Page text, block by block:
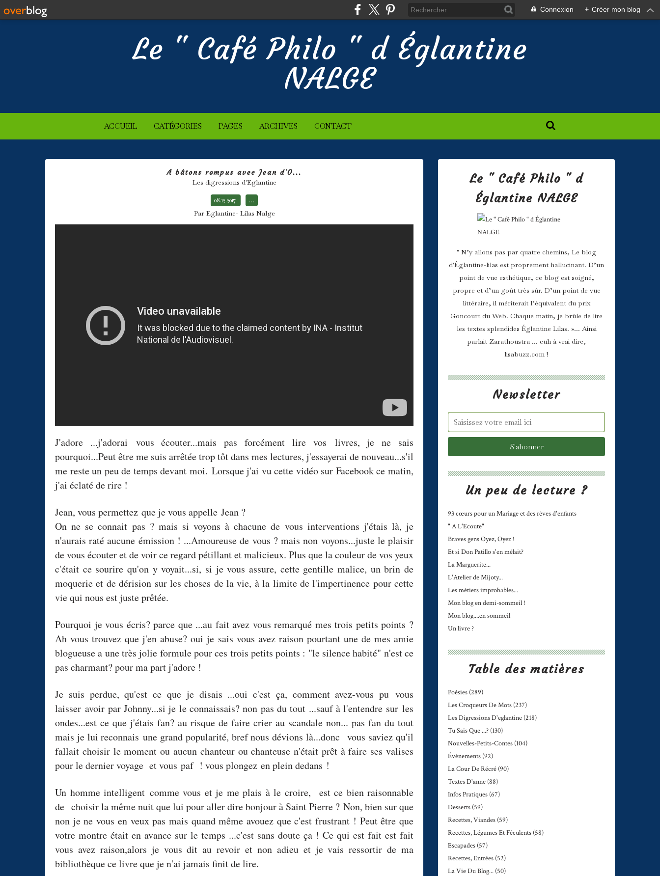
Connexion + Créer mon blog
Le " Café Philo " d Églantine
NALGE
ACCUEIL CATÉGORIES PAGES ARCHIVES CONTACT
A bâtons rompus avec Jean d'O...
Les digressions d'Eglantine
08.12.2017 …
Par Eglantine- Lilas Nalge
J'adore ...j'adorai vous écouter...mais pas forcément lire vos livres, je ne sais
pourquoi...Peut être me suis arrêtée trop tôt dans mes lectures, j'essayerai de nouveau...s'il
me reste un peu de temps devant moi. Lorsque j'ai vu cette vidéo sur Facebook ce matin,
j'ai éclaté de rire !
Jean, vous permettez que je vous appelle Jean ?
On ne se connait pas ? mais si voyons à chacune de vous interventions j'étais là, je
n'aurais raté aucune émission ! ...Amoureuse de vous ? mais non voyons...juste le plaisir
de vous écouter et de voir ce regard pétillant et malicieux. Plus que la couleur de vos yeux
c'était ce sourire qu'on y voyait...si, si je vous assure, cette gentille malice, un brin de
moquerie et de dérision sur les choses de la vie, à la limite de l'impertinence pour cette
vie qui nous est juste prêtée.
Pourquoi je vous écris? parce que ...au fait avez vous remarqué mes trois petits points ?
Ah vous trouvez que j'en abuse? oui je sais vous avez raison pourtant une de mes amie
blogueuse a une très jolie formule pour ces trois petits points : "le silence habité" n'est ce
pas charmant? pour ma part j'adore !
Je suis perdue, qu'est ce que je disais ...oui c'est ça, comment avez-vous pu vous
laisser avoir par Johnny...si je le connaissais? non pas du tout ...sauf à l'entendre sur les
ondes...est ce que j'étais fan? au risque de faire crier au scandale non... pas fan du tout
mais je lui reconnais une grand popularité, bref nous dévions là...donc vous saviez qu'il
fallait choisir le moment ou aucun chanteur ou chanteuse n'était prêt à faire ses valises
pour le dernier voyage et vous paf ! vous plongez en plein dedans !
Un homme intelligent comme vous et je me plais à le croire, est ce bien raisonnable
de choisir la même nuit que lui pour aller dire bonjour à Saint Pierre ? Non, bien sur que
non je ne vous en veux pas mais quand même avouez que c'est frustrant ! Peut être que
votre montre était en avance sur le temps ...c'est sans doute ça ! Ce qui est fait est fait
vous avez raison,alors je vous dit au revoir et non adieu et je vais ressortir de ma
bibliothèque ce livre que je n'ai jamais finit de lire.
Newsletter
Table des matières
Poésies (289)
Les Croqueurs De Mots (237)
Les Digressions D'eglantine (218)
Tu Sais Que ...? (130)
Nouvelles-Petits-Contes (104)
Évènements (92)
La Cour De Récré (90)
Textes D'anne (88)
Infos Pratiques (67)
Desserts (59)
Recettes, Viandes (59)
Recettes, Légumes Et Féculents (58)
Escapades (57)
Recettes, Entrées (52)
La Vie Du Blog... (50)
Un peu de lecture ?
93 cœurs pour un Mariage et des rêves d'enfants
" A L'Ecoute"
Braves gens Oyez, Oyez !
Et si Don Patillo s'en mêlait?
La Marguerite...
L'Atelier de Mijoty...
Les métiers improbables...
Mon blog en demi-sommeil !
Mon blog....en sommeil
Un livre ?
Le " Café Philo " d
Églantine NALGE
" N’y allons pas par quatre chemins, Le blog
d'Églantine-lilas est proprement hallucinant. D’un
point de vue esthétique, ce blog est soigné,
propre et d’un goût très sûr. D’un point de vue
littéraire, il mériterait l’équivalent du prix
Goncourt du Web. Chaque matin, je brûle de lire
les textes splendides Églantine Lilas. »... Ainsi
parlait Zarathoustra ... euh à vrai dire,
lisabuzz.com !